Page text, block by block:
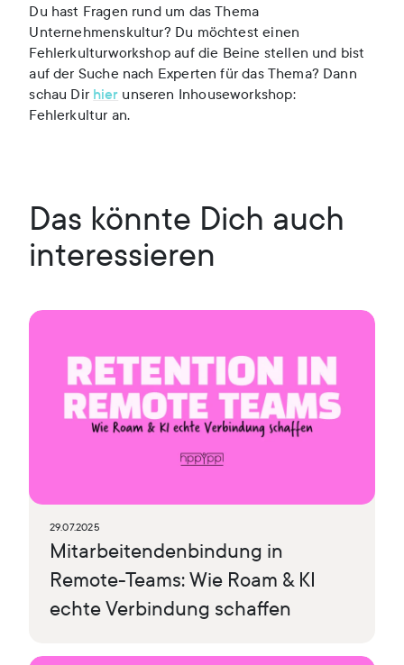
Du hast Fragen rund um das Thema
Unternehmenskultur? Du möchtest einen
Fehlerkulturworkshop auf die Beine stellen und bist
auf der Suche nach Experten für das Thema? Dann
schau Dir hier unseren Inhouseworkshop:
Fehlerkultur an.
Das könnte Dich auch
interessieren
29.07.2025
Mitarbeitendenbindung in
Remote-Teams: Wie Roam & KI
echte Verbindung schaffen